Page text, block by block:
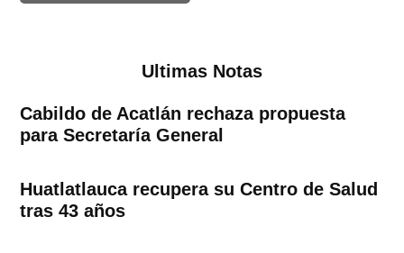
Ultimas Notas
Cabildo de Acatlán rechaza propuesta
para Secretaría General
Huatlatlauca recupera su Centro de Salud
tras 43 años